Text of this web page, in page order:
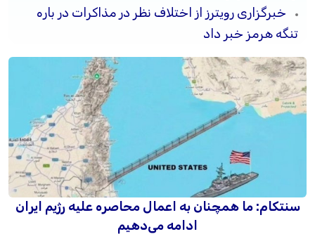
خبرگزاری رویترز از اختلاف نظر در مذاکرات در باره
تنگه هرمز خبر داد
سنتکام: ما همچنان به اعمال محاصره علیه رژیم ایران
ادامه می‌دهیم